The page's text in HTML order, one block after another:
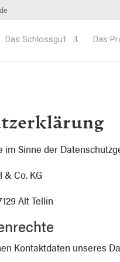
Das Schlossgut Das
Sinne der
& Co. KG
Alt Tellin
Kontaktdaten unseres